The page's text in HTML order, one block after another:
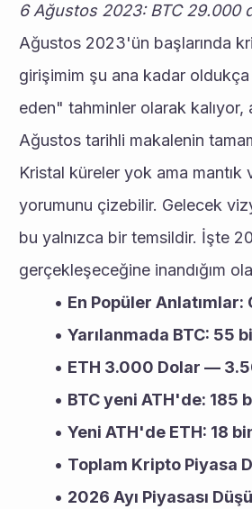
6 Ağustos 2023: BTC 29.000
Ağustos 2023'ün başlarında
girişimim şu ana kadar
eden" tahminler olarak
Ağustos tarihli makalenin
Kristal küreler yok ama
yorumunu çizebilir. Gelecek
bu yalnızca bir temsildir. İşte
gerçekleşeceğine inandığım
En Popüler
Yarılanmada BTC: 55
ETH 3.000 Dolar —
BTC yeni ATH'de: 185
Yeni ATH'de ETH: 18
Toplam Kripto Piyasa
2026 Ayı Piyasası